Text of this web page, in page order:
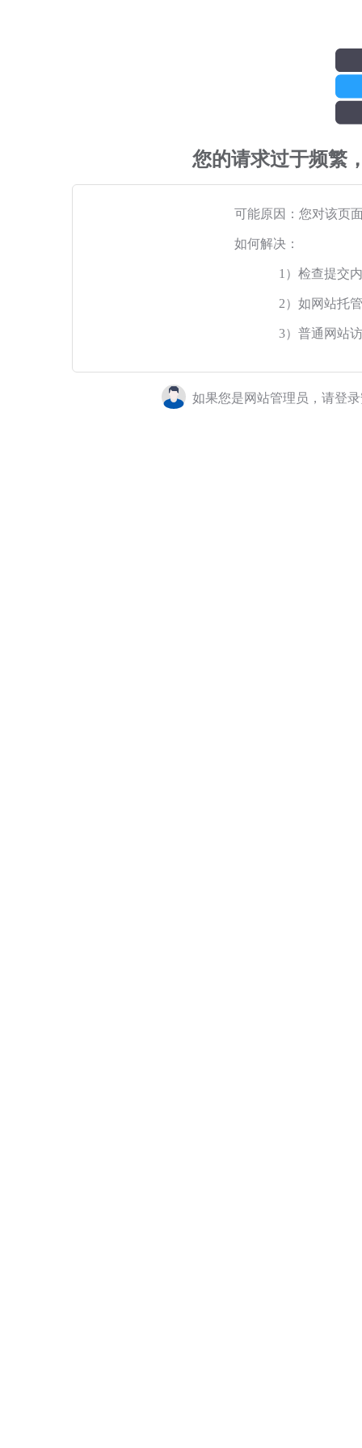
您的请求过于频繁
可能原因：您对该页
如何解决：
1）检查提交
2）如网站托
3）普通网站
如果您是网站管理员，请登